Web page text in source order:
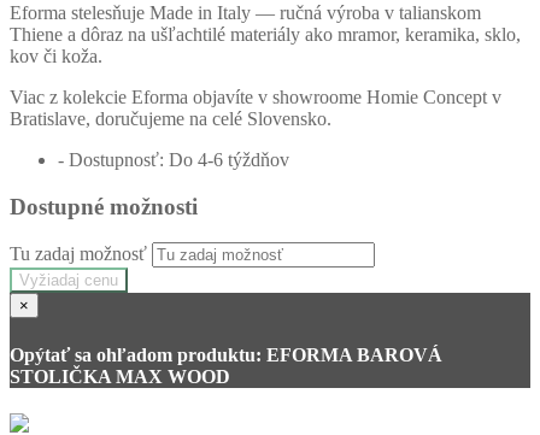
Eforma stelesňuje Made in Italy — ručná výroba v talianskom
Thiene a dôraz na ušľachtilé materiály ako mramor, keramika, sklo,
kov či koža.
Viac z kolekcie Eforma objavíte v showroome Homie Concept v
Bratislave, doručujeme na celé Slovensko.
- Dostupnosť: Do 4-6 týždňov
Dostupné možnosti
Tu zadaj možnosť
Vyžiadaj cenu
×
Opýtať sa ohľadom produktu: EFORMA BAROVÁ
STOLIČKA MAX WOOD